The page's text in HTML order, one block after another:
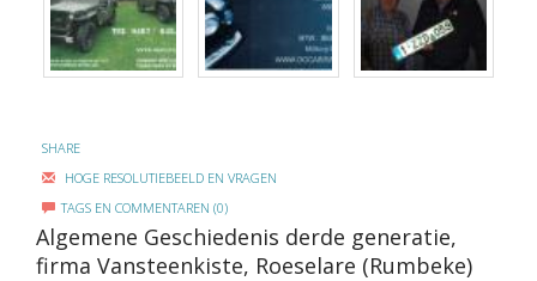
SHARE
HOGE RESOLUTIEBEELD EN VRAGEN
TAGS EN COMMENTAREN (0)
Algemene Geschiedenis derde generatie,
firma Vansteenkiste, Roeselare (Rumbeke)